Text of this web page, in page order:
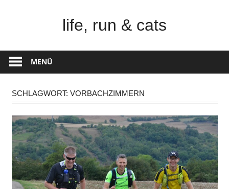
life, run & cats
Frank
–
MENÜ
SCHLAGWORT: VORBACHZIMMERN